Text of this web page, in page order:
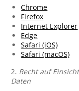
Chrome
Firefox
Internet Explorer
Edge
Safari (iOS)
Safari (macOS)
2. Recht auf
Daten